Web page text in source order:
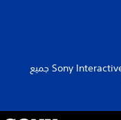
‏© 2026 Sony Interactive Entertainment Europe Ltd.‎ جميع